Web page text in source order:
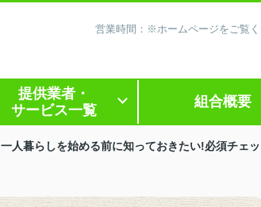
営業時間：※ホームページをご覧
提供業者・
サービス一覧
組合概要
一人暮らしを始める前に知っておきたい!必須チェ